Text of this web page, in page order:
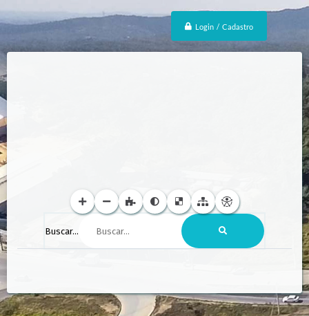
Login / Cadastro
Buscar...